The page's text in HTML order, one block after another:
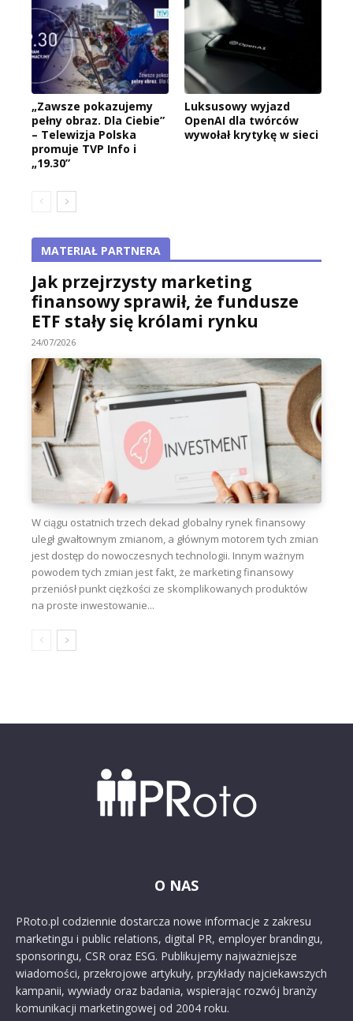
„Zawsze pokazujemy
pełny obraz. Dla Ciebie”
– Telewizja Polska
promuje TVP Info i
„19.30”
Luksusowy wyjazd
OpenAI dla twórców
wywołał krytykę w sieci
MATERIAŁ PARTNERA
Jak przejrzysty marketing
finansowy sprawił, że fundusze
ETF stały się królami rynku
24/07/2026
W ciągu ostatnich trzech dekad globalny rynek finansowy
uległ gwałtownym zmianom, a głównym motorem tych zmian
jest dostęp do nowoczesnych technologii. Innym ważnym
powodem tych zmian jest fakt, że marketing finansowy
przeniósł punkt ciężkości ze skomplikowanych produktów
na proste inwestowanie...
O NAS
PRoto.pl codziennie dostarcza nowe informacje z zakresu
marketingu i public relations, digital PR, employer brandingu,
sponsoringu, CSR oraz ESG. Publikujemy najważniejsze
wiadomości, przekrojowe artykuły, przykłady najciekawszych
kampanii, wywiady oraz badania, wspierając rozwój branży
komunikacji marketingowej od 2004 roku.